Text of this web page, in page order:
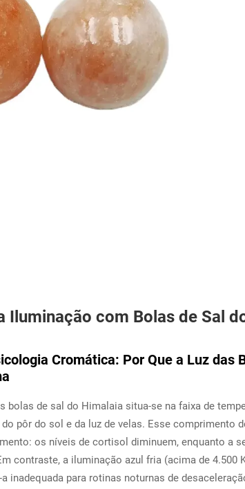
Iluminação com Bolas de Sal
Cromática: Por Que a Luz das
bolas de sal do Himalaia situa-se na faixa de
pôr do sol e da luz de velas. Esse comprimento
os níveis de cortisol diminuem, enquanto a
contraste, a iluminação azul fria (acima de 4.500
inadequada para rotinas noturnas de